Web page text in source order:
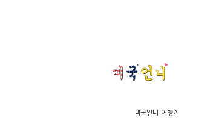
미국언니 여행지